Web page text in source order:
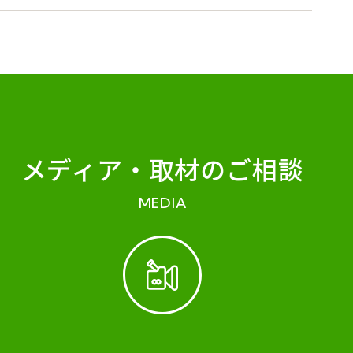
メディア・ 取材のご相談
MEDIA